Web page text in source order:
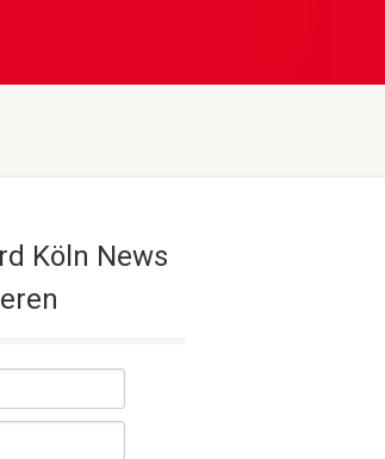
Köln News